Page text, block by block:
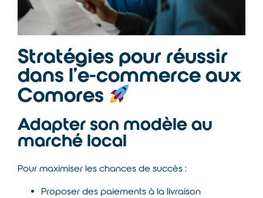
Stratégies pour réussir
dans l’e-commerce aux
Comores
Adapter son modèle au
marché local
Pour maximiser les chances de succès :
Proposer des paiements à la livraison